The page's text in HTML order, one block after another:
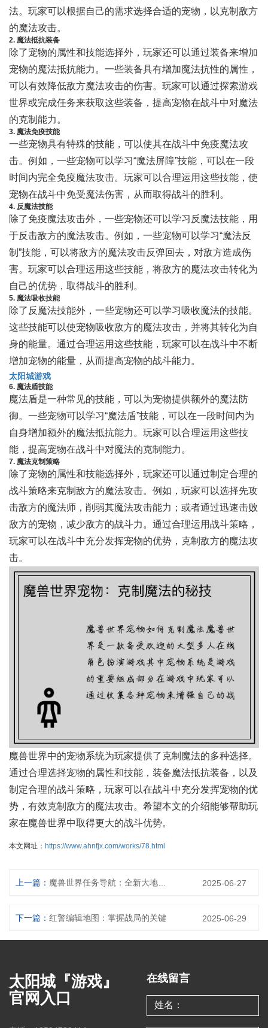
法。玩家可以根据自己的需求选择合适的宠物，以克制敌方
的魔法攻击。
2. 魔法抵抗装备
除了宠物的属性和技能选择外，玩家还可以通过装备来增加
宠物的魔法抵抗能力。一些装备具有增加魔法抗性的属性，
可以有效降低敌方魔法攻击的伤害。玩家可以通过探索游戏
世界或完成任务来获取这些装备，提高宠物在战斗中对魔法
的克制能力。
3. 魔法免疫技能
一些宠物具有特殊的技能，可以使其在战斗中免疫魔法攻
击。例如，一些宠物可以学习“魔法屏障”技能，可以在一段
时间内完全免疫魔法攻击。玩家可以合理运用这些技能，使
宠物在战斗中免受魔法伤害，从而取得战斗的胜利。
4. 反魔法技能
除了免疫魔法攻击外，一些宠物还可以学习反魔法技能，用
于反击敌方的魔法攻击。例如，一些宠物可以学习“魔法反
制”技能，可以将敌方的魔法攻击反弹回去，对敌方造成伤
害。玩家可以合理运用这些技能，将敌方的魔法攻击转化为
自己的优势，取得战斗的胜利。
5. 魔法吸收技能
除了反魔法技能外，一些宠物还可以学习吸收魔法的技能。
这些技能可以使宠物吸收敌方的魔法攻击，并将其转化为自
身的能量。通过合理运用这些技能，玩家可以在战斗中不断
增加宠物的能量，从而提高宠物的战斗能力。
太阳城游戏
6. 魔法盾技能
魔法盾是一种常见的技能，可以为宠物提供额外的魔法防
御。一些宠物可以学习“魔法盾”技能，可以在一段时间内为
自身增加额外的魔法抵抗能力。玩家可以合理运用这些技
能，提高宠物在战斗中对魔法的克制能力。
7. 魔法克制策略
除了宠物的属性和技能选择外，玩家还可以通过制定合理的
战斗策略来克制敌方的魔法攻击。例如，玩家可以选择先攻
击敌方的魔法师，削弱其魔法攻击能力；或者通过迅速击败
敌方的宠物，减少敌方的战斗力。通过合理运用战斗策略，
玩家可以在战斗中充分发挥宠物的优势，克制敌方的魔法攻
击。
魔兽世界中的宠物系统为玩家提供了克制魔法的多种选择。
通过合理选择宠物的属性和技能，装备魔法抵抗装备，以及
制定合理的战斗策略，玩家可以在战斗中充分发挥宠物的优
势，有效克制敌方的魔法攻击。希望本文的介绍能够帮助玩
家在魔兽世界中取得更大的战斗优势。
本文网址： https://www.ahnfjx.com/works/78.html
上一篇： 2025-06-27
下一篇： 红警编辑地图：掌握战局的关键 2025-06-29
太阳城『游戏』
官网入口
在线留言